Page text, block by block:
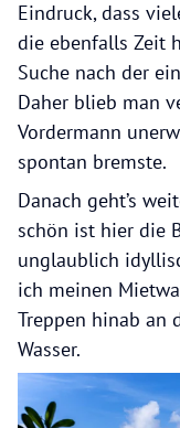
Eindruck, dass
die ebenfalls Zeit
Suche nach der
Daher blieb man
Vordermann
spontan bremste.
Danach geht’s
schön ist hier die
unglaublich
ich meinen
Treppen hinab an
Wasser.